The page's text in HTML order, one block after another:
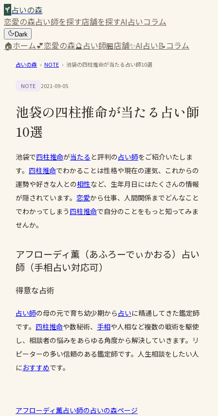
占いの森
恋愛の森占い師を探す店舗を探すAI占いコラム
Dark
🏠ホーム💕恋愛の森🔮占い師🏪店舗✨AI占い📝コラム
占いの森 › NOTE › 池袋の四柱推命が当たる占い師10選
NOTE 2021-09-05
池袋の四柱推命が当たる占い師
10選
池袋で四柱推命が当たる と評判の占い師をご紹介いたしま
す。 四柱推命でわかることは性格や現在の運気、これからの
運勢や好きな人との相性など、生年月日にはたくさんの情報
が隠されています。 恋愛から仕事、人間関係までどんなこと
でわかってしまう四柱推命で自分のことをもっと知ってみま
せんか。
アフローディ薫（あふろーでぃかおる）占い
師（手相占い対応可）
得意な占術
占い師の母の元で育ち幼少期から占いに精通してきた鑑定師
です。 四柱推命や数秘術、 手相や人相など複数の戦術を駆使
し、相談者の悩みをあらゆる角度から解決していきます。リ
ピーターの多い信頼のある鑑定師です。人生相談をしたい人
におすすめです。
アフローディ薫占い師の占いの森ページ